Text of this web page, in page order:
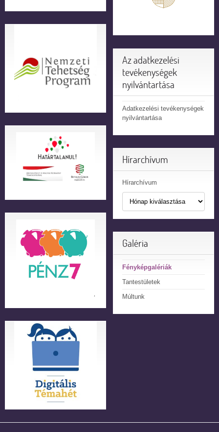
Az adatkezelési
tevékenységek
nyilvántartása
Adatkezelési tevékenységek
nyilvántartása
Hírarchívum
Hírarchívum
Galéria
Fényképgalériák
Tantestületek
Múltunk